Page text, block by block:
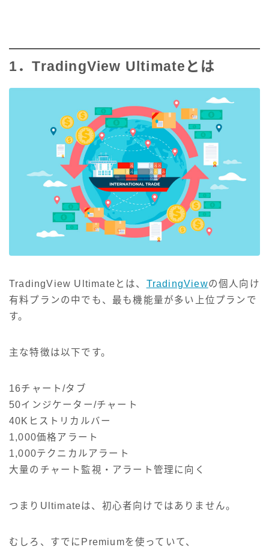
1．TradingView Ultimateとは
TradingView Ultimateとは、 TradingViewの個人向け
有料プランの中でも、最も機能量が多い上位プランで
す。
主な特徴は以下です。
16チャート/タブ
50インジケーター/チャート
40Kヒストリカルバー
1,000価格アラート
1,000テクニカルアラート
大量のチャート監視・アラート管理に向く
つまりUltimateは、初心者向けではありません。
むしろ、すでにPremiumを使っていて、